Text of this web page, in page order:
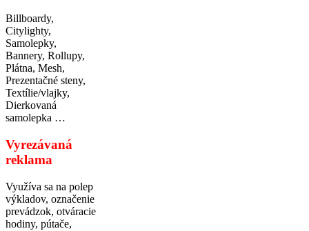
Billboardy,
Citylighty,
Samolepky,
Bannery, Rollupy,
Plátna, Mesh,
Prezentačné steny,
Textílie/vlajky,
Dierkovaná
samolepka …
Vyrezávaná
reklama
Využíva sa na polep
výkladov, označenie
prevádzok, otváracie
hodiny, pútače,